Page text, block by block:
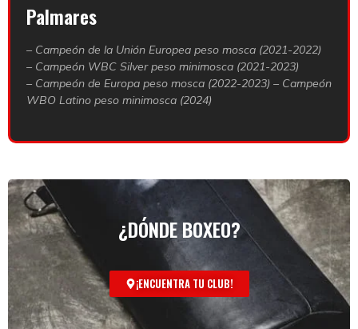
Palmares
– Campeón de la Unión Europea peso mosca (2021-2022)
– Campeón WBC Silver peso minimosca (2021-2023)
– Campeón de Europa peso mosca (2022-2023) – Campeón
WBO Latino peso minimosca (2024)
¿DÓNDE BOXEO?
¡ENCUENTRA TU CLUB!